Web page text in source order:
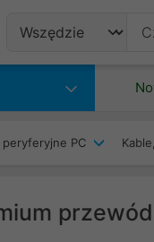
peryferyjne PC